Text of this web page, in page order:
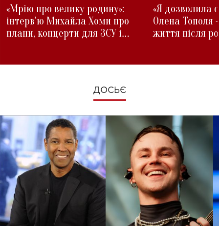
«Мрію про велику родину»:
інтерв'ю Михайла Хоми про
плани, концерти для ЗСУ і
«Я дозволила
Олена Тополя
життя після
ДОСЬЄ